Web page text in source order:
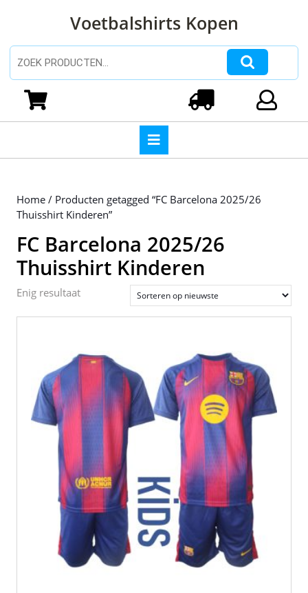
inhoud
Voetbalshirts Kopen
Zoeken naar:
Home / Producten getagged “FC Barcelona 2025/26
Thuisshirt Kinderen”
FC Barcelona 2025/26
Thuisshirt Kinderen
Enig resultaat